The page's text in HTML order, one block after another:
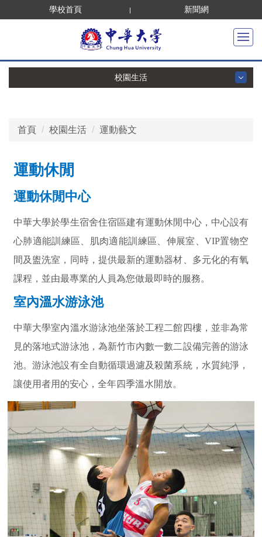
內
學校首頁 新聞網
校園生活
住宿美食
特色教室
便利校園
首頁 校園生活 運動藝文
運動休閒
運動休閒中心
中華大學於學生宿舍住宿區建有運動休閒中心，中心設有
心肺適能訓練區、肌肉適能訓練區、伸展室、VIP置物空
間及盥洗室，同時，提供最新的運動器材、多元化的有氧
課程，並由最專業的人員為您做最即時的服務。
室內溫水游泳池
中華大學室內溫水游泳池坐落於工程二館四樓，並非為常
見的落地式游泳池，為新竹市內數一數二設備完善的游泳
池。游泳池設有全自動循環過濾及殺菌系統，水質純淨，
讓使用者用的安心，全年四季溫水開放。